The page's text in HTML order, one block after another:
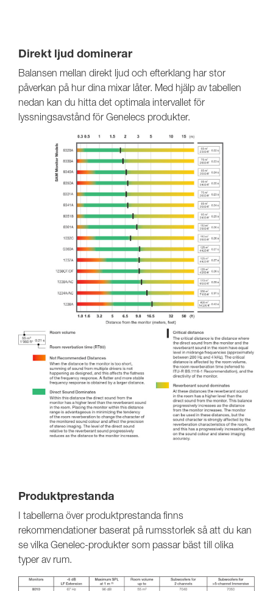
Direkt ljud dominerar
Balansen mellan direkt ljud och efterklang har stor
påverkan på hur dina mixar låter. Med hjälp av tabellen
nedan kan du hitta det optimala intervallet för
lyssningsavstånd för Genelecs produkter.
Produktprestanda
I tabellerna över produktprestanda finns
rekommendationer baserat på rumsstorlek så att du kan
se vilka Genelec-produkter som passar bäst till olika
typer av rum.